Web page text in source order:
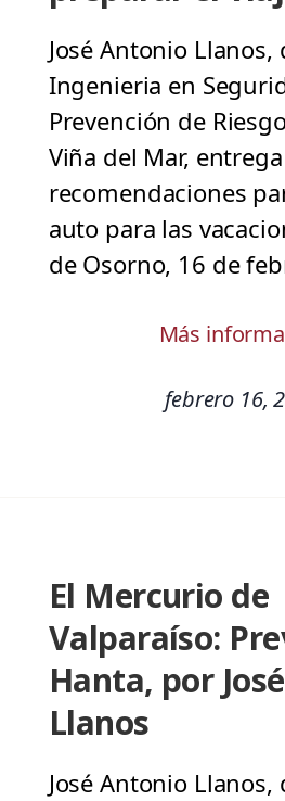
José Antonio
Ingenieria en
Prevención de
Viña del Mar,
recomendaciones
auto para las
de Osorno, 16 de
Más
febrero 16,
El Mercurio de
Valparaíso:
Hanta, por
Llanos
José Antonio